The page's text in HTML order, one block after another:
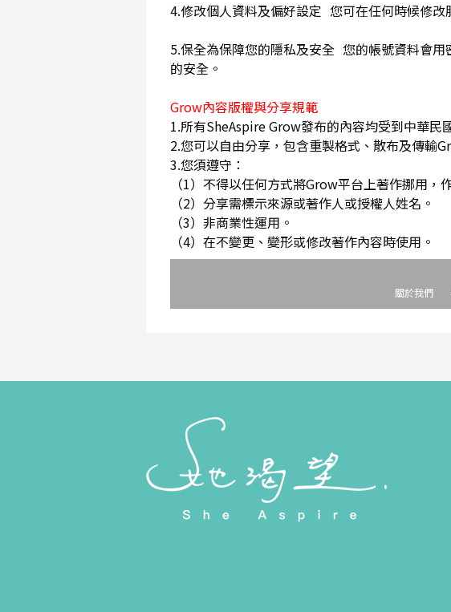
4.修改個人資料及偏好設定 您可在任何時候修改
5.保全為保障您的隱私及安全 您的帳號資料會
的安全。
Grow內容版權與分享規範
1.所有SheAspire Grow發布的內容均受到中華民
2.您可以自由分享，包含重製格式、散布及傳輸
3.您須遵守：
（1）不得以任何方式將Grow平台上著作挪用，
（2）分享需標示來源或著作人或授權人姓名。
（3）非商業性運用。
（4）在不變更、變形或修改著作內容時使用。
關於我們